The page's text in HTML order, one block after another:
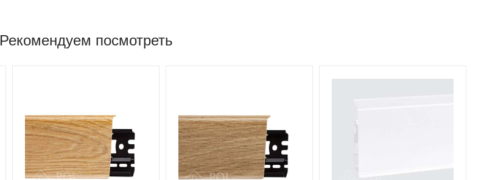
Рекомендуем посмотреть